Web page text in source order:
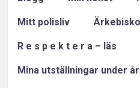
Mitt polisliv
R e s p e k t e r a – läs
Mina utställningar under